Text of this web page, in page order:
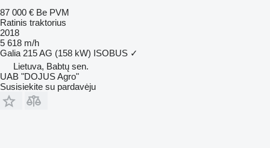
87 000 € Be PVM
Ratinis traktorius
2018
5 618 m/h
Galia 215 AG (158 kW) ISOBUS ✓
Lietuva, Babtų sen.
UAB "DOJUS Agro"
Susisiekite su pardavėju